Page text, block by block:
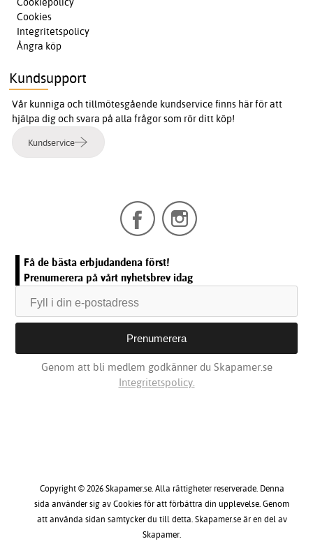
Cookies
Integritetspolicy
Ångra köp
Kundsupport
Vår kunniga och tillmötesgående kundservice finns här för att
hjälpa dig och svara på alla frågor som rör ditt köp!
Kundservice
Få de bästa erbjudandena först!
Prenumerera på vårt nyhetsbrev idag
Genom att bli medlem godkänner du Skapamer.se
Integritetspolicy.
Copyright © 2026 Skapamer.se. Alla rättigheter reserverade. Denna
sida använder sig av Cookies för att förbättra din upplevelse. Genom
att använda sidan samtycker du till detta. Skapamer.se är en del av
Skapamer.